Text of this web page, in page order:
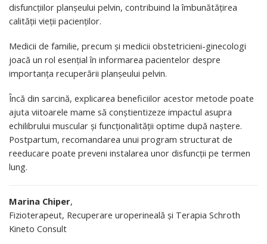
disfuncțiilor planșeului pelvin, contribuind la îmbunătățirea
calității vieții pacienților.
Medicii de familie, precum și medicii obstetricieni-ginecologi
joacă un rol esențial în informarea pacientelor despre
importanța recuperării planșeului pelvin.
Încă din sarcină, explicarea beneficiilor acestor metode poate
ajuta viitoarele mame să conștientizeze impactul asupra
echilibrului muscular și funcționalității optime după naștere.
Postpartum, recomandarea unui program structurat de
reeducare poate preveni instalarea unor disfuncții pe termen
lung.
Marina Chiper,
Fizioterapeut, Recuperare uroperineală și Terapia Schroth
Kineto Consult